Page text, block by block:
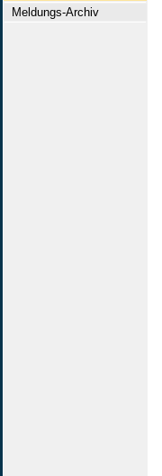
Meldungs-Archiv